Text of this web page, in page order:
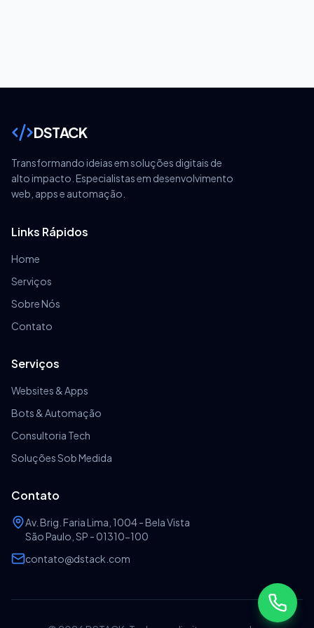
DSTACK
Transformando ideias em soluções digitais de
alto impacto. Especialistas em desenvolvimento
web, apps e automação.
Links Rápidos
Home
Serviços
Sobre Nós
Contato
Serviços
Websites & Apps
Bots & Automação
Consultoria Tech
Soluções Sob Medida
Contato
Av. Brig. Faria Lima, 1004 - Bela Vista
São Paulo, SP - 01310-100
contato@dstack.com